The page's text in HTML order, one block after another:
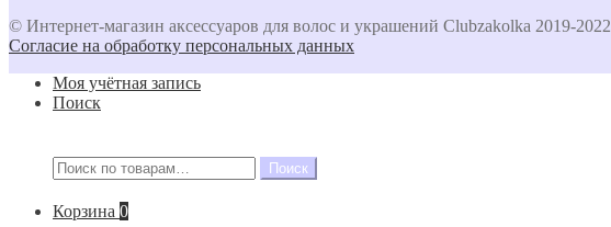
© Интернет-магазин аксессуаров для волос и украшений Clubzakolka 2019-2022
Согласие на обработку персональных данных
Моя учётная запись
Поиск
Искать: Поиск
Корзина 0